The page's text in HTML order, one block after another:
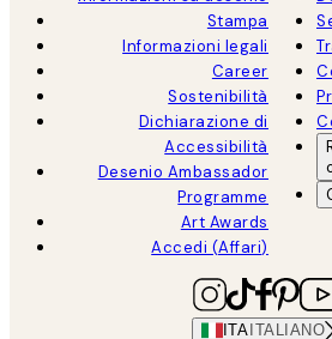
Stampa
Informazioni legali
Career
Sostenibilità
Dichiarazione di
Accessibilità
Desenio Ambassador
Programme
Art Awards
Accedi (Affari)
ITA ITALIANO